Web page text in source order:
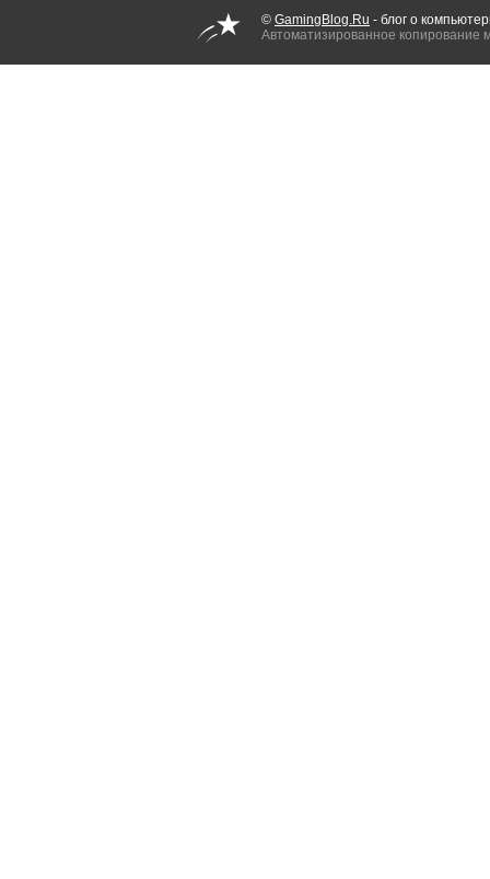
© GamingBlog.Ru - блог о
Автоматизированное копирование